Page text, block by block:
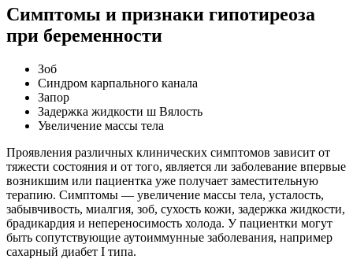
Симптомы и признаки гипотиреоза
при беременности
Зоб
Синдром карпального канала
Запор
Задержка жидкости ш Вялость
Увеличение массы тела
Проявления различных клинических симптомов зависит от
тяжести состояния и от того, является ли заболевание впервые
возникшим или пациентка уже получает заместительную
терапию. Симптомы — увеличение массы тела, усталость,
забывчивость, миалгия, зоб, сухость кожи, задержка жидкости,
брадикардия и непереносимость холода. У пациентки могут
быть сопутствующие аутоиммунные заболевания, например
сахарный диабет I типа.